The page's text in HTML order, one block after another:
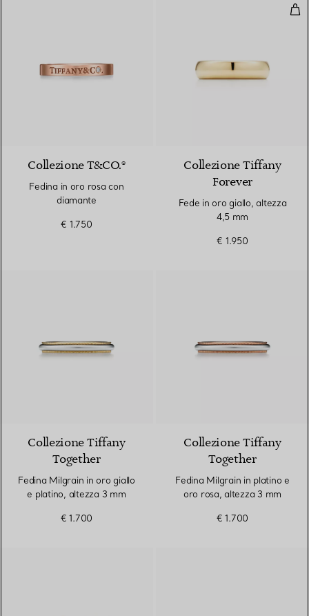
Collezione T&CO.®
Fedina in oro rosa con
diamante
€ 1.750
Collezione Tiffany
Forever
Fede in oro giallo, altezza
4,5 mm
€ 1.950
Collezione Tiffany
Together
Fedina Milgrain in oro giallo
e platino, altezza 3 mm
€ 1.700
Collezione Tiffany
Together
Fedina Milgrain in platino e
oro rosa, altezza 3 mm
€ 1.700